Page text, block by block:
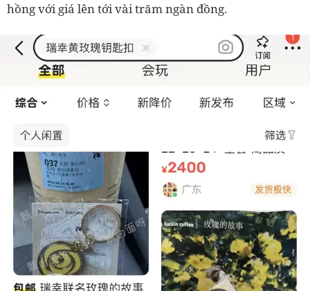
hồng với giá lên tới vài trăm ngàn đồng.